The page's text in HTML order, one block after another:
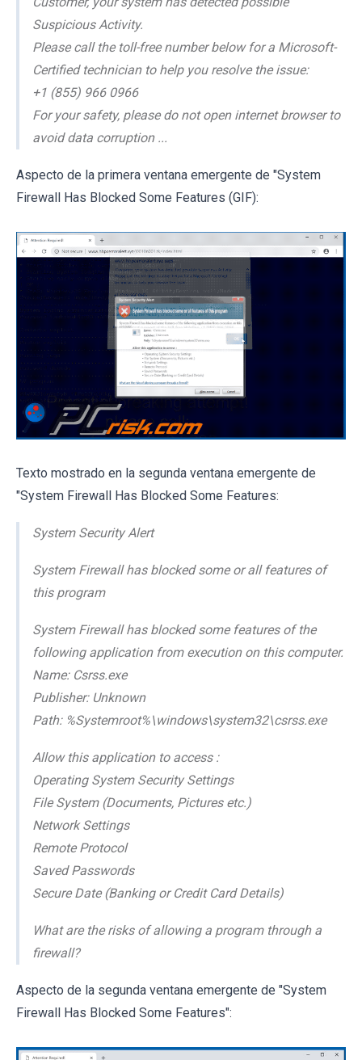
Suspicious Activity.
Please call the toll-free number below for a Microsoft-
Certified technician to help you resolve the issue:
+1 (855) 966 0966
For your safety, please do not open internet browser to
avoid data corruption ...
Aspecto de la primera ventana emergente de "System
Firewall Has Blocked Some Features (GIF):
Texto mostrado en la segunda ventana emergente de
"System Firewall Has Blocked Some Features:
System Security Alert
System Firewall has blocked some or all features of
this program
System Firewall has blocked some features of the
following application from execution on this computer.
Name: Csrss.exe
Publisher: Unknown
Path: %Systemroot%\windows\system32\csrss.exe
Allow this application to access :
Operating System Security Settings
File System (Documents, Pictures etc.)
Network Settings
Remote Protocol
Saved Passwords
Secure Date (Banking or Credit Card Details)
What are the risks of allowing a program through a
firewall?
Aspecto de la segunda ventana emergente de "System
Firewall Has Blocked Some Features":